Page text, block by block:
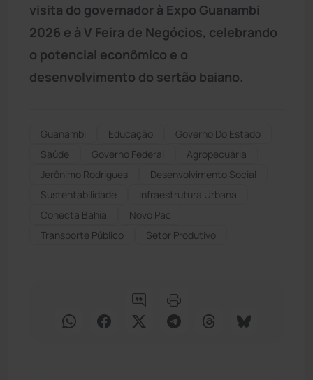
visita do governador à Expo Guanambi
2026 e à V Feira de Negócios, celebrando
o potencial econômico e o
desenvolvimento do sertão baiano.
Guanambi Educação
Governo Do Estado
Saúde
Governo Federal
Agropecuária
Jerônimo Rodrigues
Desenvolvimento Social
Sustentabilidade
Infraestrutura Urbana
Conecta Bahia
Novo Pac
Transporte Público
Setor Produtivo